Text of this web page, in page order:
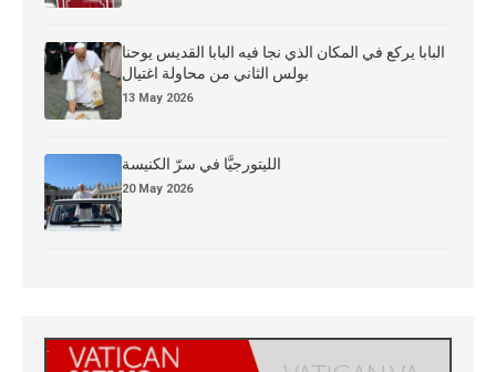
البابا يركع في المكان الذي نجا فيه البابا القديس يوحنا
بولس الثاني من محاولة اغتيال
13 May 2026
الليتورجيَّا في سرّ الكنيسة
20 May 2026